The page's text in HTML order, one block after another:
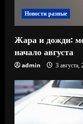
Новости разные
Жара и дожди:
начало августа
admin 3